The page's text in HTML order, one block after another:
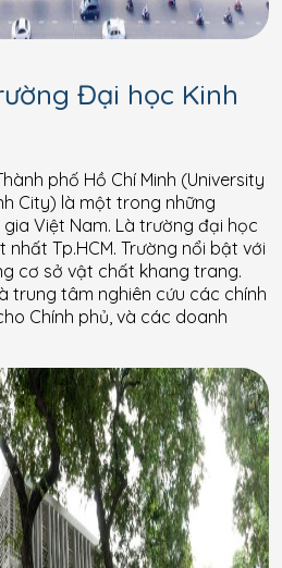
Đại học Kinh
phố Hồ Chí Minh (University
City) là một trong những
Việt Nam. Là trường đại học
Tp.HCM. Trường nổi bật với
cơ sở vật chất khang trang.
trung tâm nghiên cứu các chính
Chính phủ, và các doanh